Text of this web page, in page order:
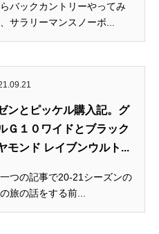
バックカントリーやってみ
サラリーマンスノーボ...
ンとピッケル購入記。グ
Ｇ１０ワイドとブラック
モンド レイブンウルト...
つの記事で20-21シーズンの
旅の話をする前...